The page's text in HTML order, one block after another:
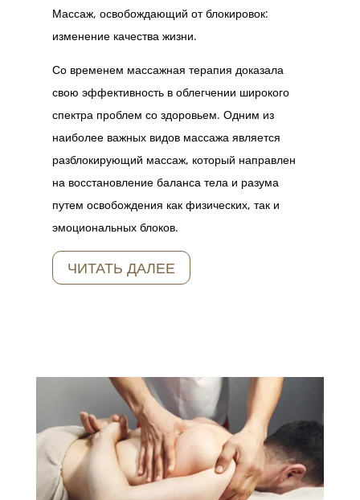
Массаж, освобождающий от блокировок:
изменение качества жизни.
Со временем массажная терапия доказала
свою эффективность в облегчении широкого
спектра проблем со здоровьем. Одним из
наиболее важных видов массажа является
разблокирующий массаж, который направлен
на восстановление баланса тела и разума
путем освобождения как физических, так и
эмоциональных блоков.
ЧИТАТЬ ДАЛЕЕ